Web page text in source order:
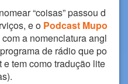
“coisas” passou d
e o Podcast Mupo
a nomenclatura angl
de rádio que po
tem como tradução lite